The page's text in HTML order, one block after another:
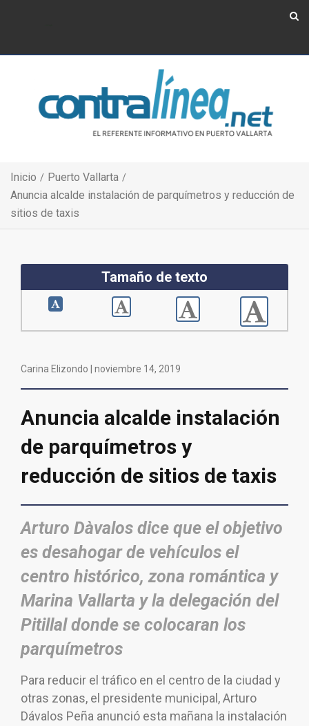
Inicio
Puerto Vallarta
Anuncia alcalde instalación de parquímetros y reducción de
sitios de taxis
Tamaño de texto
Carina Elizondo | noviembre 14, 2019
Anuncia alcalde instalación
de parquímetros y
reducción de sitios de taxis
Arturo Dàvalos dice que el objetivo
es desahogar de vehículos el
centro histórico, zona romántica y
Marina Vallarta y la delegación del
Pitillal donde se colocaran los
parquímetros
Para reducir el tráfico en el centro de la ciudad y
otras zonas, el presidente municipal, Arturo
Dávalos Peña anunció esta mañana la instalación